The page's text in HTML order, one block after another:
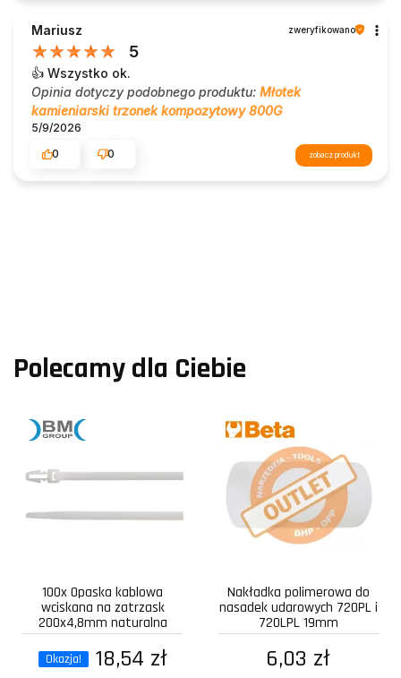
Mariusz zweryfikowano
5
👍️ Wszystko ok.
Opinia dotyczy podobnego produktu: Młotek
kamieniarski trzonek kompozytowy 800G
5/9/2026
0
0 zobacz produkt
Polecamy dla Ciebie
100x Opaska kablowa
wciskana na zatrzask
200x4,8mm naturalna
Okazja! 18,54 zł
Nakładka polimerowa do
nasadek udarowych 720PL i
720LPL 19mm
6,03 zł